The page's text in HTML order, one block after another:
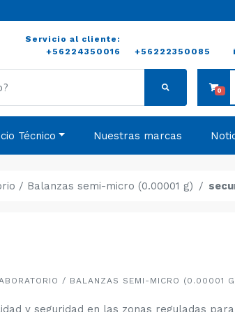
Servicio al cliente:
+56224350016
+56222350085
0
Técnico Nuestras marcas
/ Balanzas semi-micro (0.00001 g)
/ BALANZAS SEMI-MICRO (0.00001
y seguridad en las zonas reguladas